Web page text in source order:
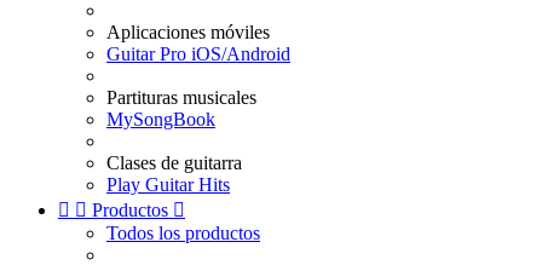
Aplicaciones móviles
Guitar Pro iOS/Android
Partituras musicales
MySongBook
Clases de guitarra
Play Guitar Hits
  Productos 
Todos los productos